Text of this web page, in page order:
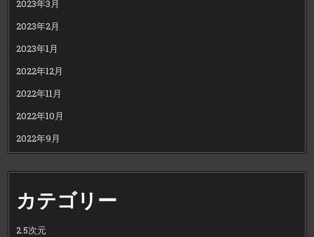
2023年3月
2023年2月
2023年1月
2022年12月
2022年11月
2022年10月
2022年9月
カテゴリー
2.5次元